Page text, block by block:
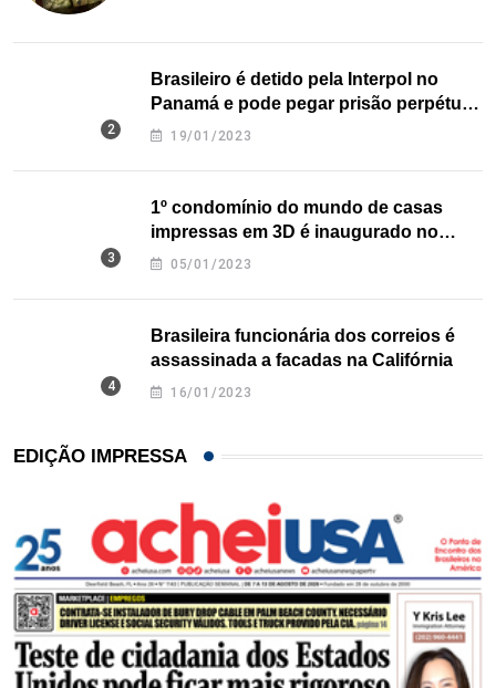
Brasileiro é detido pela Interpol no
Panamá e pode pegar prisão perpétua
nos EUA
19/01/2023
1º condomínio do mundo de casas
impressas em 3D é inaugurado no
Texas
05/01/2023
Brasileira funcionária dos correios é
assassinada a facadas na Califórnia
16/01/2023
EDIÇÃO IMPRESSA